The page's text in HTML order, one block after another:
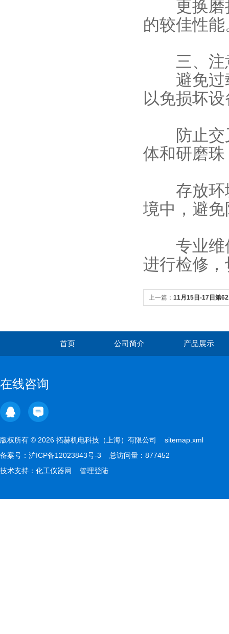
更换磨损
的较佳性能
三、注
避免过载
以免损坏
防止交叉
体和研磨
存放环
境中，避
专业维修
进行检修
上一篇： 11月15日-17日第
首页 公司简介 产品展示
在线咨询
版权所有 © 2026 拓赫机电科技（上海）有限公司 sitemap.xml
备案号： 沪ICP备12023843号-3 总访问量：877452
技术支持： 化工仪器网 管理登陆